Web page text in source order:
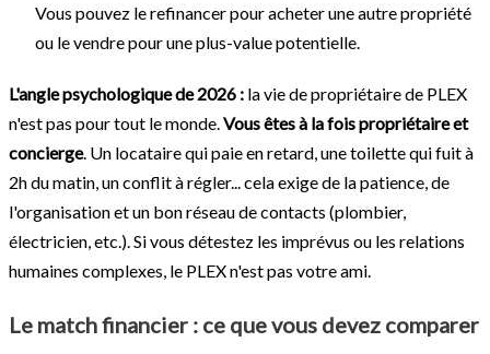
Vous pouvez le refinancer pour acheter une autre propriété
ou le vendre pour une plus-value potentielle.
L'angle psychologique de 2026 : la vie de propriétaire de PLEX
n'est pas pour tout le monde.Vous êtes à la fois propriétaire et
concierge. Un locataire qui paie en retard, une toilette qui fuit à
2h du matin, un conflit à régler... cela exige de la patience, de
l'organisation et un bon réseau de contacts (plombier,
électricien, etc.). Si vous détestez les imprévus ou les relations
humaines complexes, le PLEX n'est pas votre ami.
Le match financier : ce que vous devez comparer